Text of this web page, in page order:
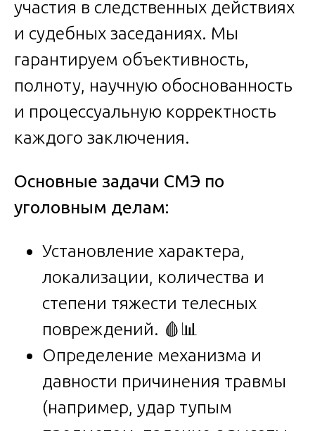
участия в следственных действиях
и судебных заседаниях. Мы
гарантируем объективность,
полноту, научную обоснованность
и процессуальную корректность
каждого заключения.
Основные задачи СМЭ по
уголовным делам:
Установление характера,
локализации, количества и
степени тяжести телесных
повреждений. 🩸📊
Определение механизма и
давности причинения травмы
(например, удар тупым